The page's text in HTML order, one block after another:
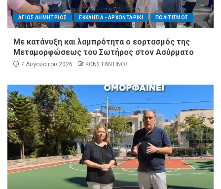
ΑΓΙΟΣ ΔΗΜΗΤΡΙΟΣ ΕΚΚΛΗΣΙΑ - ΑΡΧΟΝΤΑΡΙΚΙ ΠΟΛΙΤΙΣΜΟΣ
Με κατάνυξη και λαμπρότητα ο εορτασμός της
Μεταμορφώσεως του Σωτήρος στον Ασύρματο
7 Αυγούστου 2026 ΚΩΝΣΤΑΝΤΙΝΟΣ